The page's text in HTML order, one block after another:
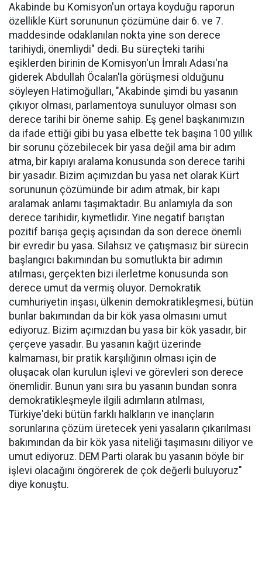
Akabinde bu Komisyon'un ortaya koyduğu raporun
özellikle Kürt sorununun çözümüne dair 6. ve 7.
maddesinde odaklanılan nokta yine son derece
tarihiydi, önemliydi" dedi. Bu süreçteki tarihi
eşiklerden birinin de Komisyon'un İmralı Adası'na
giderek Abdullah Öcalan'la görüşmesi olduğunu
söyleyen Hatimoğulları, "Akabinde şimdi bu yasanın
çıkıyor olması, parlamentoya sunuluyor olması son
derece tarihi bir öneme sahip. Eş genel başkanımızın
da ifade ettiği gibi bu yasa elbette tek başına 100 yıllık
bir sorunu çözebilecek bir yasa değil ama bir adım
atma, bir kapıyı aralama konusunda son derece tarihi
bir yasadır. Bizim açımızdan bu yasa net olarak Kürt
sorununun çözümünde bir adım atmak, bir kapı
aralamak anlamı taşımaktadır. Bu anlamıyla da son
derece tarihidir, kıymetlidir. Yine negatif barıştan
pozitif barışa geçiş açısından da son derece önemli
bir evredir bu yasa. Silahsız ve çatışmasız bir sürecin
başlangıcı bakımından bu somutlukta bir adımın
atılması, gerçekten bizi ilerletme konusunda son
derece umut da vermiş oluyor. Demokratik
cumhuriyetin inşası, ülkenin demokratikleşmesi, bütün
bunlar bakımından da bir kök yasa olmasını umut
ediyoruz. Bizim açımızdan bu yasa bir kök yasadır, bir
çerçeve yasadır. Bu yasanın kağıt üzerinde
kalmaması, bir pratik karşılığının olması için de
oluşacak olan kurulun işlevi ve görevleri son derece
önemlidir. Bunun yanı sıra bu yasanın bundan sonra
demokratikleşmeyle ilgili adımların atılması,
Türkiye'deki bütün farklı halkların ve inançların
sorunlarına çözüm üretecek yeni yasaların çıkarılması
bakımından da bir kök yasa niteliği taşımasını diliyor ve
umut ediyoruz. DEM Parti olarak bu yasanın böyle bir
işlevi olacağını öngörerek de çok değerli buluyoruz"
diye konuştu.